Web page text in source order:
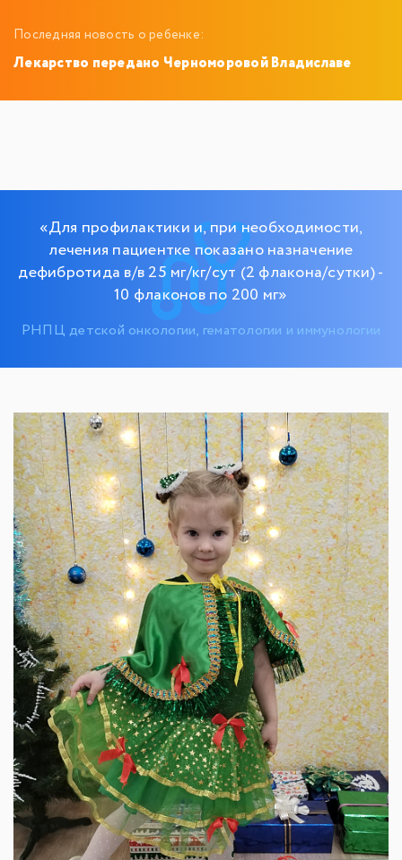
Последняя новость о ребенке:
Лекарство передано Черноморовой Владиславе
«Для профилактики и, при необходимости,
лечения пациентке показано назначение
дефибротида в/в 25 мг/кг/сут (2 флакона/сутки) -
10 флаконов по 200 мг»
РНПЦ детской онкологии, гематологии и иммунологии